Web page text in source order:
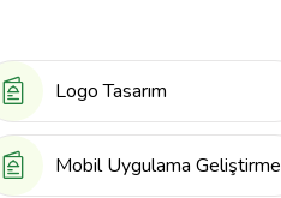
Logo Tasarım
Mobil Uygulama Geliştirme